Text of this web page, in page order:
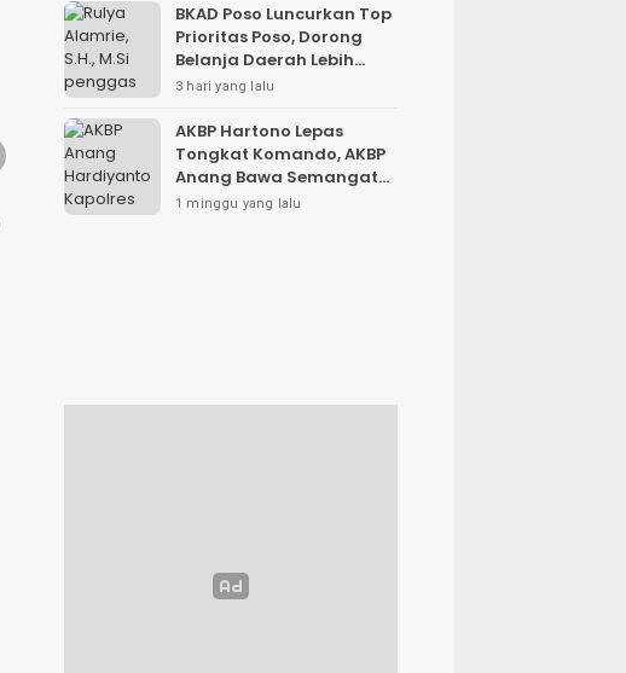
BKAD Poso Luncurkan Top
Prioritas Poso, Dorong
Belanja Daerah Lebih
Efektif dan Tepat
3 hari yang lalu
AKBP Hartono Lepas
Tongkat Komando, AKBP
Anang Bawa Semangat
Baru untuk Polres
1 minggu yang lalu